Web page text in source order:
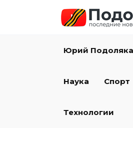
Юрий Подоляка
Наука Спорт
Технологии